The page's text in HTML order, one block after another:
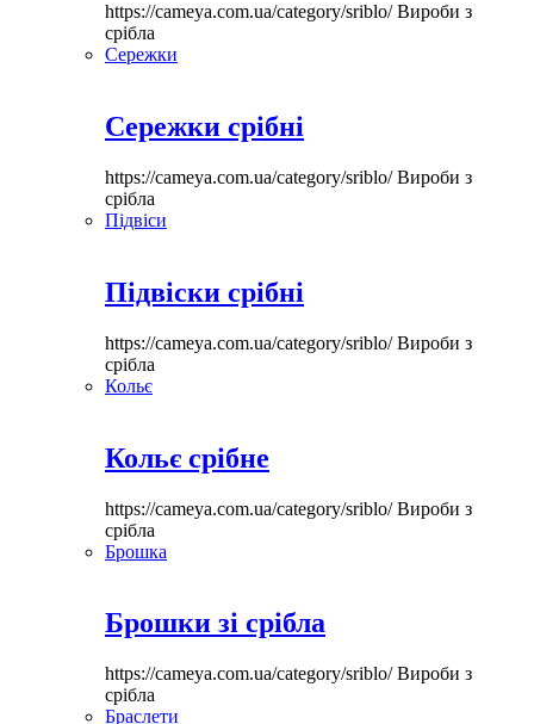
https://cameya.com.ua/category/sriblo/Вироби з
срібла
Сережки
Сережки срібні
https://cameya.com.ua/category/sriblo/Вироби з
срібла
Підвіси
Підвіски срібні
https://cameya.com.ua/category/sriblo/Вироби з
срібла
Кольє
Кольє срібне
https://cameya.com.ua/category/sriblo/Вироби з
срібла
Брошка
Брошки зі срібла
https://cameya.com.ua/category/sriblo/Вироби з
срібла
Браслети